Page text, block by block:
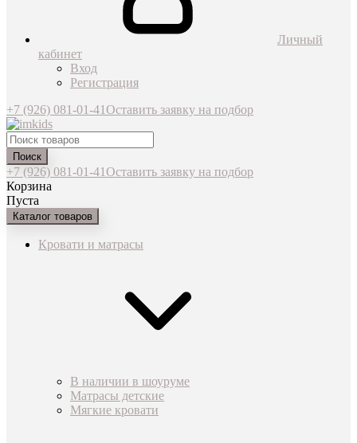
Личный
кабинет
Вход
Регистрация
+7 (926) 081-01-41Оставить заявку на подбор
Поиск
+7 (926) 081-01-41Оставить заявку на подбор
Корзина
Пуста
Каталог товаров
Кровати и матрасы
В наличии в шоуруме
Матрасы детские
Мягкие кровати